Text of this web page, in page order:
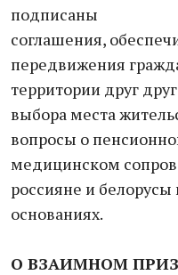
подписаны
соглашения,
передвижения
территории друг
выбора места
вопросы о
медицинском
россияне и
основаниях.
О ВЗАИМНОМ